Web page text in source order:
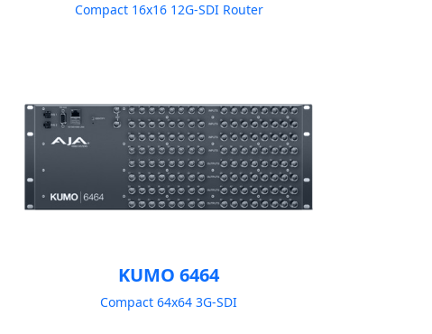
Compact 16x16 12G-SDI Router
KUMO 6464
Compact 64x64 3G-SDI